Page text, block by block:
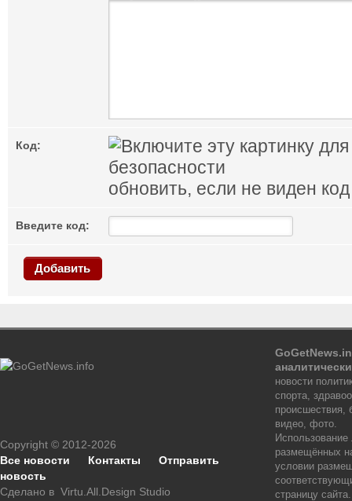
Код:
обновить, если не виден код
Введите код:
Добавить
Copyright © 2012-2026
Все новости
Контакты
Отправить
новость
Сделано в Virtu.All.Design Studio
новости
спорта,
происшествия,
видео, фото.
размещённых
условии
страницу сайта.